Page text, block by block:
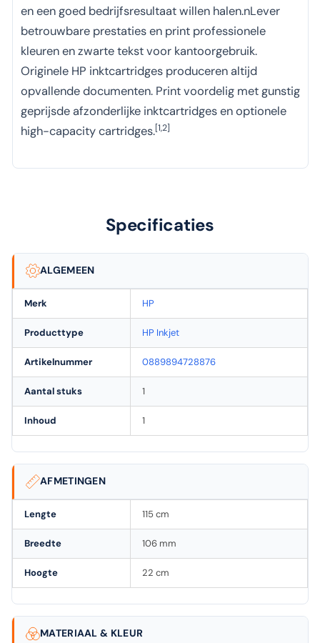
en een goed bedrijfsresultaat willen halen.nLever
betrouwbare prestaties en print professionele
kleuren en zwarte tekst voor kantoorgebruik.
Originele HP inktcartridges produceren altijd
opvallende documenten. Print voordelig met gunstig
geprijsde afzonderlijke inktcartridges en optionele
high-capacity cartridges.[1,2]
Specificaties
ALGEMEEN
Merk HP
Producttype HP Inkjet
Artikelnummer 0889894728876
Aantal stuks 1
Inhoud 1
AFMETINGEN
Lengte 115 cm
Breedte 106 mm
Hoogte 22 cm
MATERIAAL & KLEUR